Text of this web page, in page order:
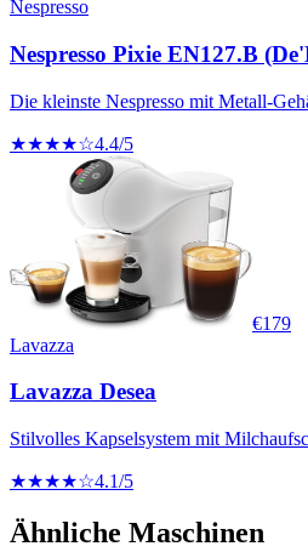
Nespresso
Nespresso Pixie EN127.B
Die kleinste Nespresso mit Metall-
★★★★☆4.4/5
€179
Lavazza
Lavazza Desea
Stilvolles Kapselsystem mit
★★★★☆4.1/5
Ähnliche Maschinen